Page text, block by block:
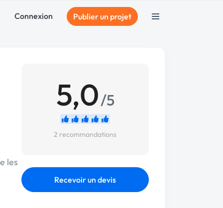
Connexion Publier un projet
les
5,0/5
2 recommandations
Recevoir un devis